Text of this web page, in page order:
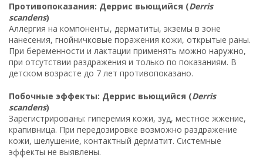
Противопоказания: Деррис вьющийся (Derris
scandens)
Аллергия на компоненты, дерматиты, экземы в зоне
нанесения, гнойничковые поражения кожи, открытые раны.
При беременности и лактации применять можно наружно,
при отсутствии раздражения и только по показаниям. В
детском возрасте до 7 лет противопоказано.
Побочные эффекты: Деррис вьющийся (Derris
scandens)
Зарегистрированы: гиперемия кожи, зуд, местное жжение,
крапивница. При передозировке возможно раздражение
кожи, шелушение, контактный дерматит. Системные
эффекты не выявлены.